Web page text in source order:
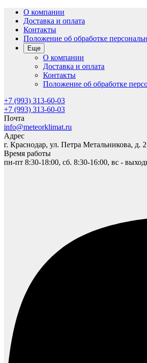
О компании
Доставка и оплата
Контакты
Положение об обработке
Еще
О компании
Доставка и оплата
Контакты
Положение об обработке
+7 (993) 313-60-03
+7 (993) 313-60-03
Почта
info@meteorklimat.ru
Адрес
г. Краснодар, ул. Петра Метальникова, д. 2
Время работы
пн-пт 8:30-18:00, сб. 8:30-16:00, вс -